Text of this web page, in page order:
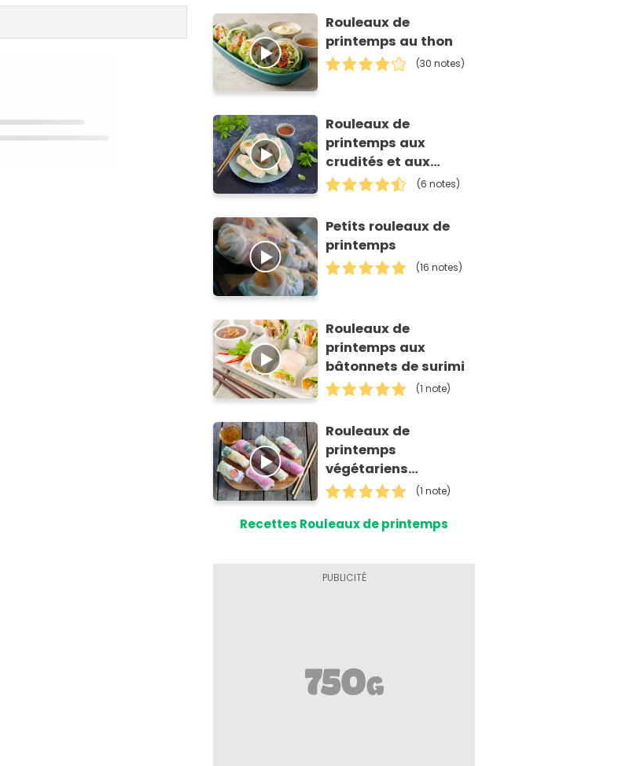
Rouleaux de
printemps au thon
(30 notes)
Rouleaux de
printemps aux
crudités et aux
crevettes
(6 notes)
Petits rouleaux de
printemps
(16 notes)
Rouleaux de
printemps aux
bâtonnets de surimi
(1 note)
Rouleaux de
printemps
végétariens
multicolores
(1 note)
Recettes Rouleaux de printemps